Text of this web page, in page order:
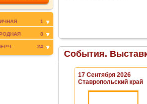
1
8
24
События.
17 Сентября 2026
Ставропольский край